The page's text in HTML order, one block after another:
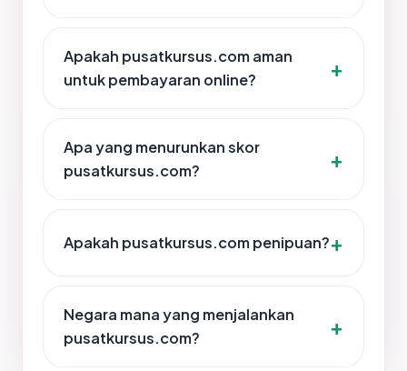
Apakah pusatkursus.com aman
untuk pembayaran online?
Apa yang menurunkan skor
pusatkursus.com?
Apakah pusatkursus.com penipuan?
Negara mana yang menjalankan
pusatkursus.com?